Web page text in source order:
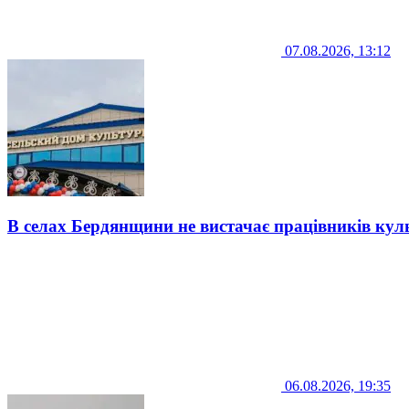
07.08.2026, 13:12
В селах Бердянщини не вистачає працівників
06.08.2026, 19:35